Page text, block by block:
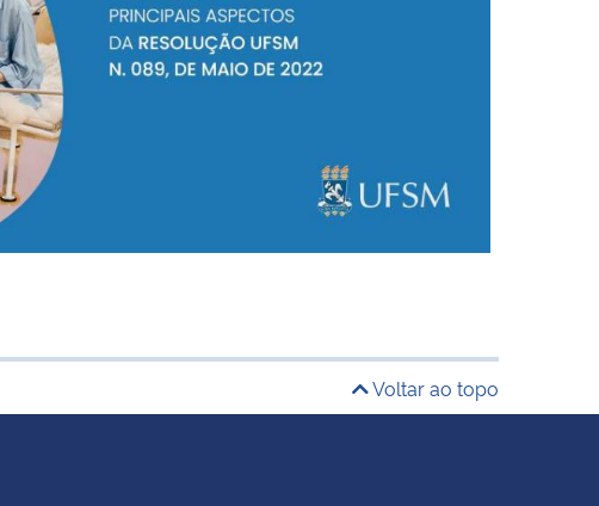
Voltar ao topo